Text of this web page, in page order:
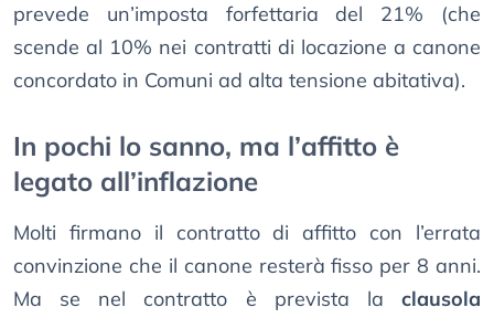
prevede un’imposta forfettaria del 21% (che
scende al 10% nei contratti di locazione a canone
concordato in Comuni ad alta tensione abitativa).
In pochi lo sanno, ma l’affitto è
legato all’inflazione
Molti firmano il contratto di affitto con l’errata
convinzione che il canone resterà fisso per 8 anni.
Ma se nel contratto è prevista la clausola